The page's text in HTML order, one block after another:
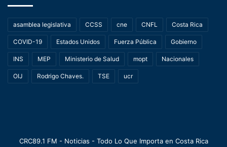
asamblea legislativa CCSS cne CNFL Costa Rica
COVID-19 Estados Unidos Fuerza Pública Gobierno
INS MEP Ministerio de Salud mopt Nacionales
OIJ Rodrigo Chaves. TSE ucr
CRC89.1 FM - Noticias - Todo Lo Que Importa en Costa Rica